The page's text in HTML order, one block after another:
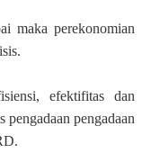
maka perekonomian
efektifitas dan
pengadaan pengadaan